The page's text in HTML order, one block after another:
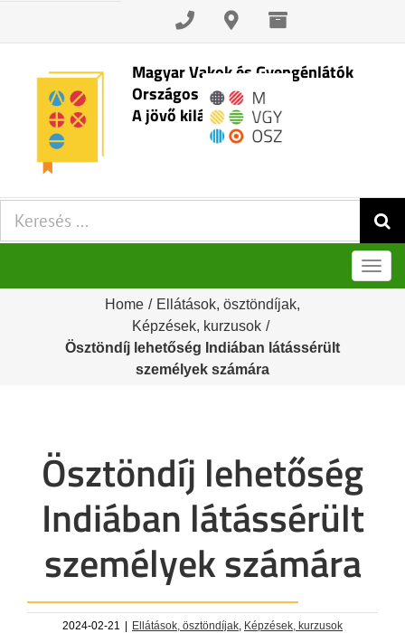
Skip
content
Magyar Vakok és Gyengénlátók
Országos Szövetsége
A jövő kilátásai
Keresés:
Home / Ellátások, ösztöndíjak,
Képzések, kurzusok /
Ösztöndíj lehetőség Indiában látássérült
személyek számára
Ösztöndíj lehetőség
Indiában látássérült
személyek számára
2024-02-21 | Ellátások, ösztöndíjak, Képzések, kurzusok